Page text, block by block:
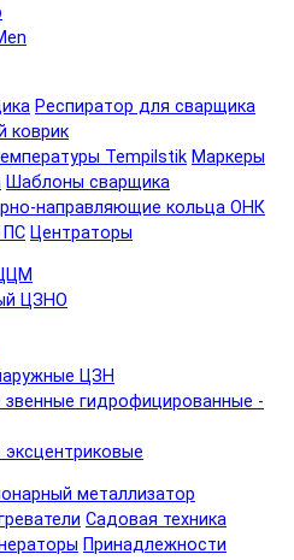
Респиратор для сварщика
коврик
Tempilstik Маркеры
Шаблоны сварщика
направляющие кольца ОНК
ПС Центраторы
ЦЗНО
ЦЗН
гидрофицированные -
металлизатор
Садовая техника
Принадлежности